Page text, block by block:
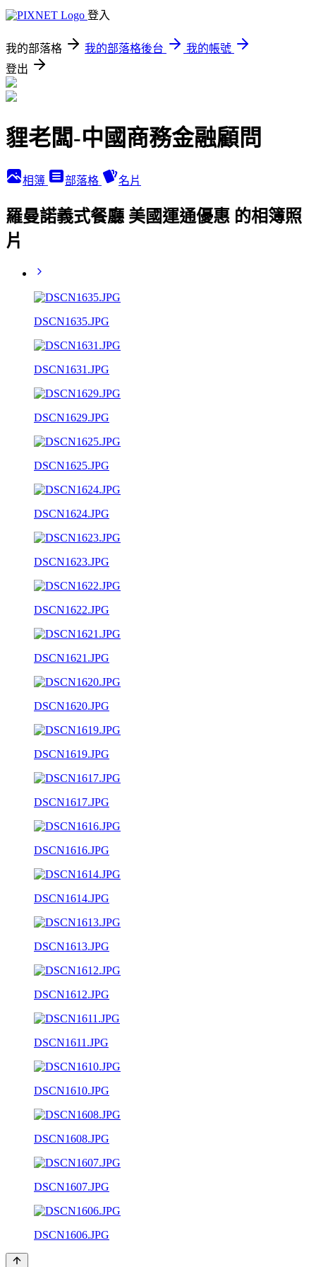
登入
我的部落格 我的部落格後台
我的帳號
登出
貍老闆-中國商務金融顧問
相簿 部落格 名片
羅曼諾義式餐廳 美國運通優惠 的相簿照
片
DSCN1635.JPG
DSCN1631.JPG
DSCN1629.JPG
DSCN1625.JPG
DSCN1624.JPG
DSCN1623.JPG
DSCN1622.JPG
DSCN1621.JPG
DSCN1620.JPG
DSCN1619.JPG
DSCN1617.JPG
DSCN1616.JPG
DSCN1614.JPG
DSCN1613.JPG
DSCN1612.JPG
DSCN1611.JPG
DSCN1610.JPG
DSCN1608.JPG
DSCN1607.JPG
DSCN1606.JPG